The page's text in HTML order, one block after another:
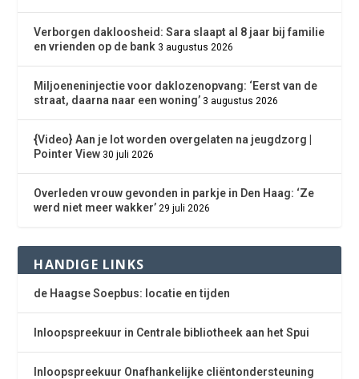
Verborgen dakloosheid: Sara slaapt al 8 jaar bij familie
en vrienden op de bank 3 augustus 2026
Miljoeneninjectie voor daklozenopvang: ‘Eerst van de
straat, daarna naar een woning’ 3 augustus 2026
{Video} Aan je lot worden overgelaten na jeugdzorg |
Pointer View 30 juli 2026
Overleden vrouw gevonden in parkje in Den Haag: ‘Ze
werd niet meer wakker’ 29 juli 2026
HANDIGE LINKS
de Haagse Soepbus: locatie en tijden
Inloopspreekuur in Centrale bibliotheek aan het Spui
Inloopspreekuur Onafhankelijke cliëntondersteuning